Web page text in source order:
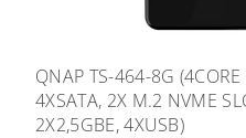
QNAP TS-464-8G
4XSATA, 2X M.2 NVME
2X2,5GBE, 4XUSB)